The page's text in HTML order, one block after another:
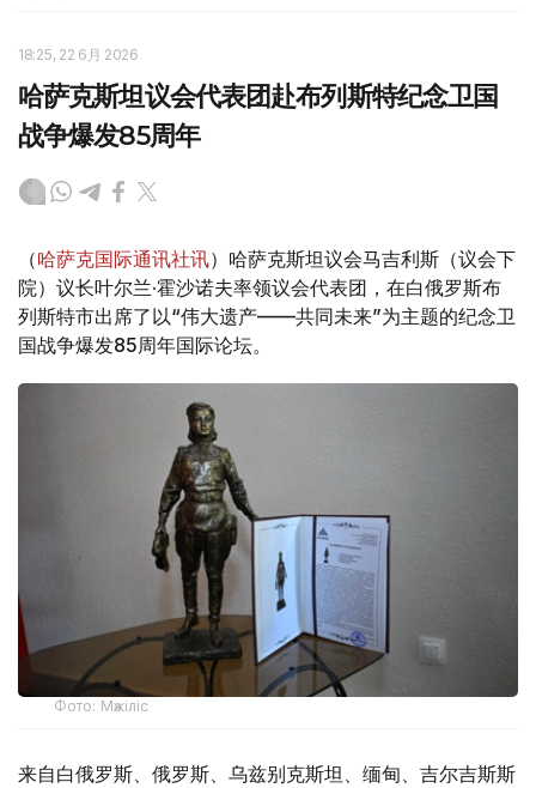
18:25, 22 6月 2026
哈萨克斯坦议会代表团赴布列斯特纪念卫国
战争爆发85周年
（哈萨克国际通讯社讯）哈萨克斯坦议会马吉利斯（议会下
院）议长叶尔兰·霍沙诺夫率领议会代表团，在白俄罗斯布
列斯特市出席了以“伟大遗产——共同未来”为主题的纪念卫
国战争爆发85周年国际论坛。
Фото: Мәжіліс
来自白俄罗斯、俄罗斯、乌兹别克斯坦、缅甸、吉尔吉斯斯